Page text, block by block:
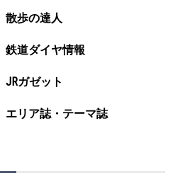
散歩の達人
鉄道ダイヤ情報
JRガゼット
エリア誌・テーマ誌